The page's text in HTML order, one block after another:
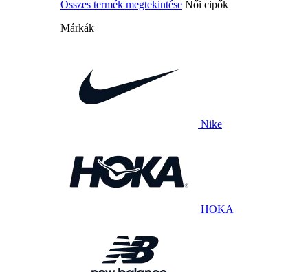
Összes termék megtekintése Női cipők
Márkák
Nike
HOKA